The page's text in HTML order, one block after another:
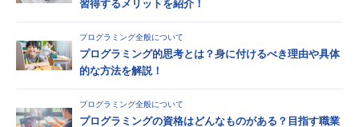
習得するメリットを紹介！
プログラミング全般について
プログラミング的思考とは？身に付けるべき理由や具体
的な方法を解説！
プログラミング全般について
プログラミングの資格はどんなものがある？目指す職業